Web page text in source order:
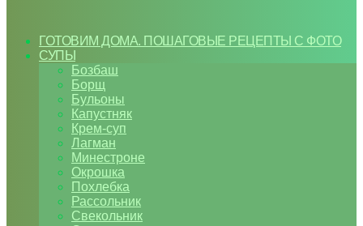
ГОТОВИМ ДОМА. ПОШАГОВЫЕ РЕЦЕПТЫ С ФОТО
СУПЫ
Бозбаш
Борщ
Бульоны
Капустняк
Крем-суп
Лагман
Минестроне
Окрошка
Похлебка
Рассольник
Свекольник